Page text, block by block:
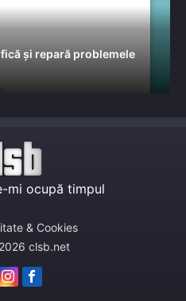
și repară problemele
mi ocupă timpul
& Cookies
clsb.net